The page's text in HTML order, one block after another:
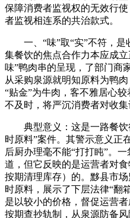
保障消费者监视权的无效行
者监视相连系的共治款式。
一、“味”取“实”不符，是
集餐饮的焦点合作力本应成
味”鸭肉串的呈现，了部门商
从采购泉源就明知原料为鸭
“贴金”为牛肉，客不雅居心
不及时，将严沉消费者对收集
典型意义：这是一路餐饮
时原料”案件。其警示意义正
后厨办理毫不能“打打盹”。
道，但它反映的是运营者对
按期清理库存）的。黟县市
时原料，展示了下层法律“翻
是以较小的价格，督促运营
按期查抄轨制，从泉源防备风